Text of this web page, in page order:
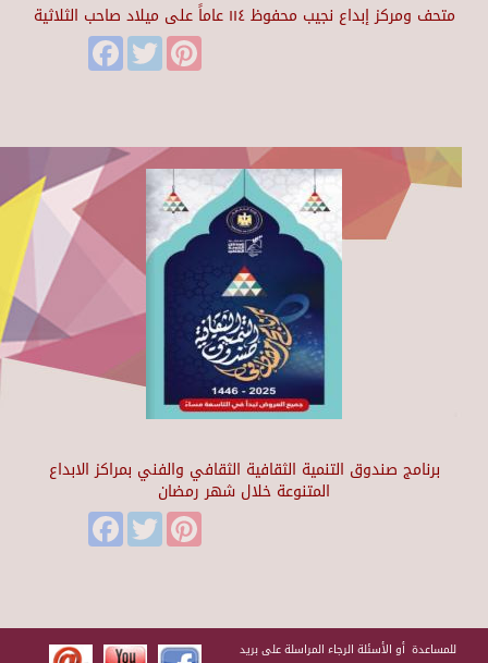
متحف ومركز إبداع نجيب محفوظ ١١٤ عاماً على ميلاد صاحب الثلاثية
FacebookTwitter
برنامج صندوق التنمية الثقافية الثقافي والفني بمراكز الابداع
المتنوعة خلال شهر رمضان
FacebookTwitter
للمساعدة أو الأسئلة الرجاء المراسلة على بريد